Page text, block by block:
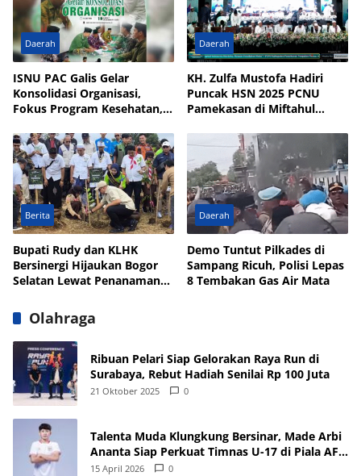
Daerah
ISNU PAC Galis Gelar
Konsolidasi Organisasi,
Fokus Program Kesehatan,
Daerah
KH. Zulfa Mustofa Hadiri
Puncak HSN 2025 PCNU
Pamekasan di Miftahul
Berita
Bupati Rudy dan KLHK
Bersinergi Hijaukan Bogor
Selatan Lewat Penanaman
Daerah
Demo Tuntut Pilkades di
Sampang Ricuh, Polisi Lepas
8 Tembakan Gas Air Mata
Olahraga
Ribuan Pelari Siap Gelorakan Raya Run di
Surabaya, Rebut Hadiah Senilai Rp 100 Juta
21 Oktober 2025 0
Talenta Muda Klungkung Bersinar, Made Arbi
Ananta Siap Perkuat Timnas U-17 di Piala AFF
dan Asia 2026
15 April 2026 0